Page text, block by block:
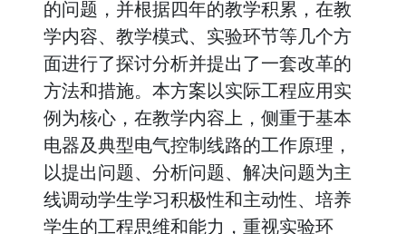
的问题，并根据四年的教学积累，在教
学内容、教学模式、实验环节等几个方
面进行了探讨分析并提出了一套改革的
方法和措施。本方案以实际工程应用实
例为核心，在教学内容上，侧重于基本
电器及典型电气控制线路的工作原理，
以提出问题、分析问题、解决问题为主
线调动学生学习积极性和主动性、培养
学生的工程思维和能力，重视实验环